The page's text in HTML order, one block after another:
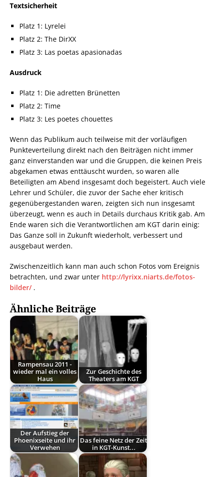
Textsicherheit
Platz 1: Lyrelei
Platz 2: The DirXX
Platz 3: Las poetas apasionadas
Ausdruck
Platz 1: Die adretten Brünetten
Platz 2: Time
Platz 3: Les poetes chouettes
Wenn das Publikum auch teilweise mit der vorläufigen
Punkteverteilung direkt nach den Beiträgen nicht immer
ganz einverstanden war und die Gruppen, die keinen Preis
abgekamen etwas enttäuscht wurden, so waren alle
Beteiligten am Abend insgesamt doch begeistert. Auch viele
Lehrer und Schüler, die zuvor der Sache eher kritisch
gegenübergestanden waren, zeigten sich nun insgesamt
überzeugt, wenn es auch in Details durchaus Kritik gab. Am
Ende waren sich die Verantwortlichen am KGT darin einig:
Das Ganze soll in Zukunft wiederholt, verbessert und
ausgebaut werden.
Zwischenzeitlich kann man auch schon Fotos vom Ereignis
betrachten, und zwar unter http://lyrixx.niarts.de/fotos-
bilder/.
Ähnliche Beiträge
Rampensau 2011 -
wieder mal ein volles
Haus
Zur Geschichte des
Theaters am KGT
Der Aufstieg der
Phoenixseite und ihr
Verwehen
Das feine Netz der Zeit
in KGT-Kunst...